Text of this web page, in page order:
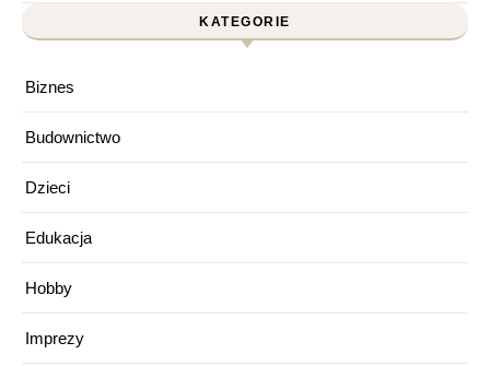
KATEGORIE
Biznes
Budownictwo
Dzieci
Edukacja
Hobby
Imprezy